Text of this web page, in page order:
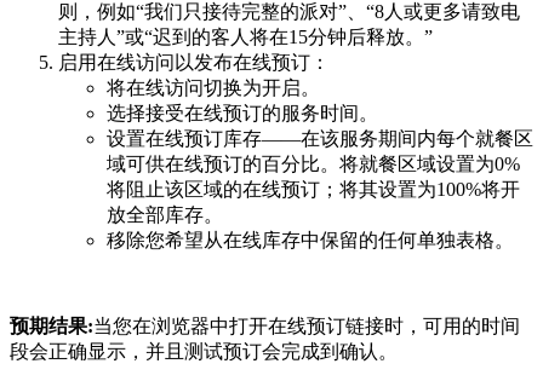
则，例如“我们只接待完整的派对”、“8人或更多请致电
主持人”或“迟到的客人将在15分钟后释放。”
启用在线访问以发布在线预订：
将在线访问切换为开启。
选择接受在线预订的服务时间。
设置在线预订库存——在该服务期间内每个就餐区
域可供在线预订的百分比。将就餐区域设置为0%
将阻止该区域的在线预订；将其设置为100%将开
放全部库存。
移除您希望从在线库存中保留的任何单独表格。
预期结果:当您在浏览器中打开在线预订链接时，可用的时间
段会正确显示，并且测试预订会完成到确认。